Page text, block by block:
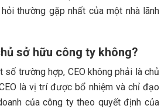
thường gặp nhất của một nhà lãnh
sở hữu công ty không?
số trường hợp, CEO không phải là chủ
là vị trí được bổ nhiệm và chỉ đạo
của công ty theo quyết định của